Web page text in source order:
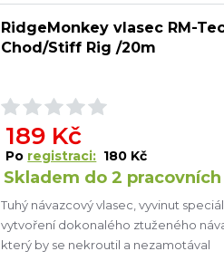
RidgeMonkey vlasec RM-
Chod/Stiff Rig /20m
189 Kč
Po registraci: 180 Kč
Skladem do 2
Tuhý návazcový vlasec, vyvinut
vytvoření dokonalého ztuženého
který by se nekroutil a nezamotával